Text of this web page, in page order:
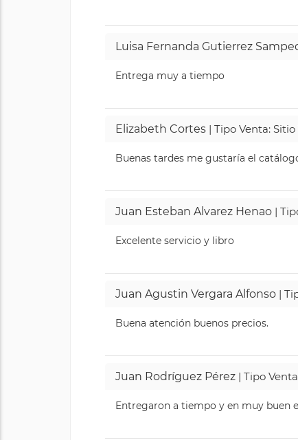
Luisa Fernanda Gutierrez
Entrega muy a tiempo
Elizabeth Cortes | Tipo Venta:
Buenas tardes me gustaría el
Juan Esteban Alvarez Henao |
Excelente servicio y libro
Juan Agustin Vergara Alfonso |
Buena atención buenos precios.
Juan Rodríguez Pérez | Tipo
Entregaron a tiempo y en muy buen